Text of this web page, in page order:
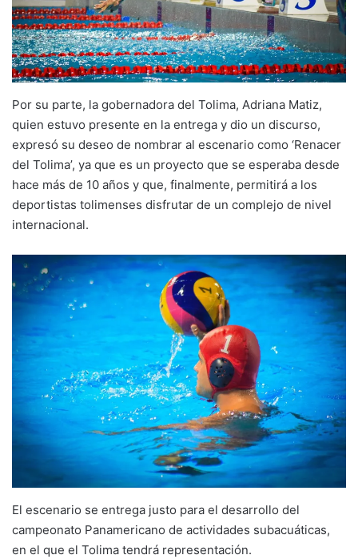
Por su parte, la gobernadora del Tolima, Adriana Matiz,
quien estuvo presente en la entrega y dio un discurso,
expresó su deseo de nombrar al escenario como ‘Renacer
del Tolima’, ya que es un proyecto que se esperaba desde
hace más de 10 años y que, finalmente, permitirá a los
deportistas tolimenses disfrutar de un complejo de nivel
internacional.
El escenario se entrega justo para el desarrollo del
campeonato Panamericano de actividades subacuáticas,
en el que el Tolima tendrá representación.